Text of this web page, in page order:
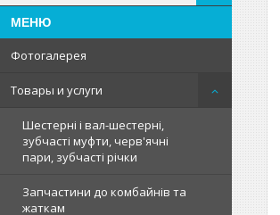
Фотогалерея
Товары и услуги
Шестерні і вал-шестерні,
зубчасті муфти, черв'ячні
пари, зубчасті річки
Запчастини до комбайнів та
жаткам